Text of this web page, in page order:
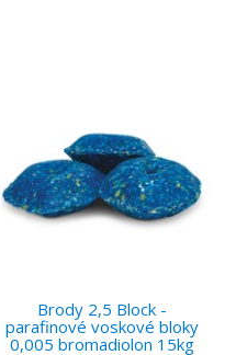
Brody 2,5 Block -
parafinové voskové bloky
0,005 bromadiolon 15kg